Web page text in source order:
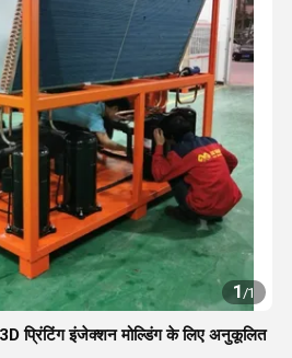
1/1
प्रिंटिंग इंजेक्शन मोल्डिंग के लिए अनुकूलित